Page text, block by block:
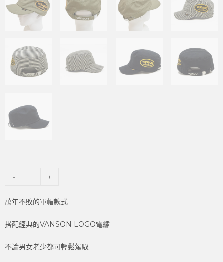
- +
萬年不敗的軍帽款式
搭配經典的VANSON LOGO電繡
不論男女老少都可輕鬆駕馭